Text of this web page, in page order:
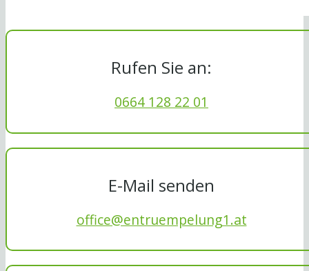
Rufen Sie an:
0664 128 22 01
E-Mail senden
office@entruempelung1.at